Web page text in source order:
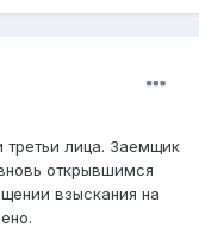
третьи лица. Заемщик
открывшимся
взыскания на